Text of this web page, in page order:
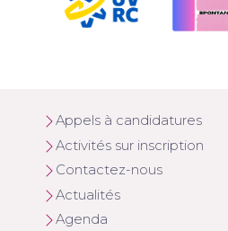
Appels à candidatures
Activités sur inscription
Contactez-nous
Actualités
Agenda